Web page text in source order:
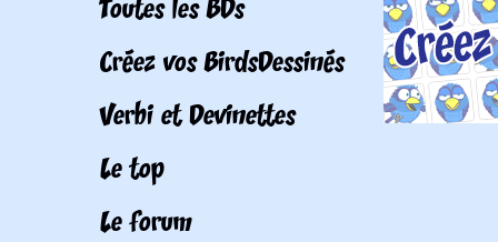
Toutes les BDs
Créez vos BirdsDessinés
Verbi et Devinettes
Le top
Le forum